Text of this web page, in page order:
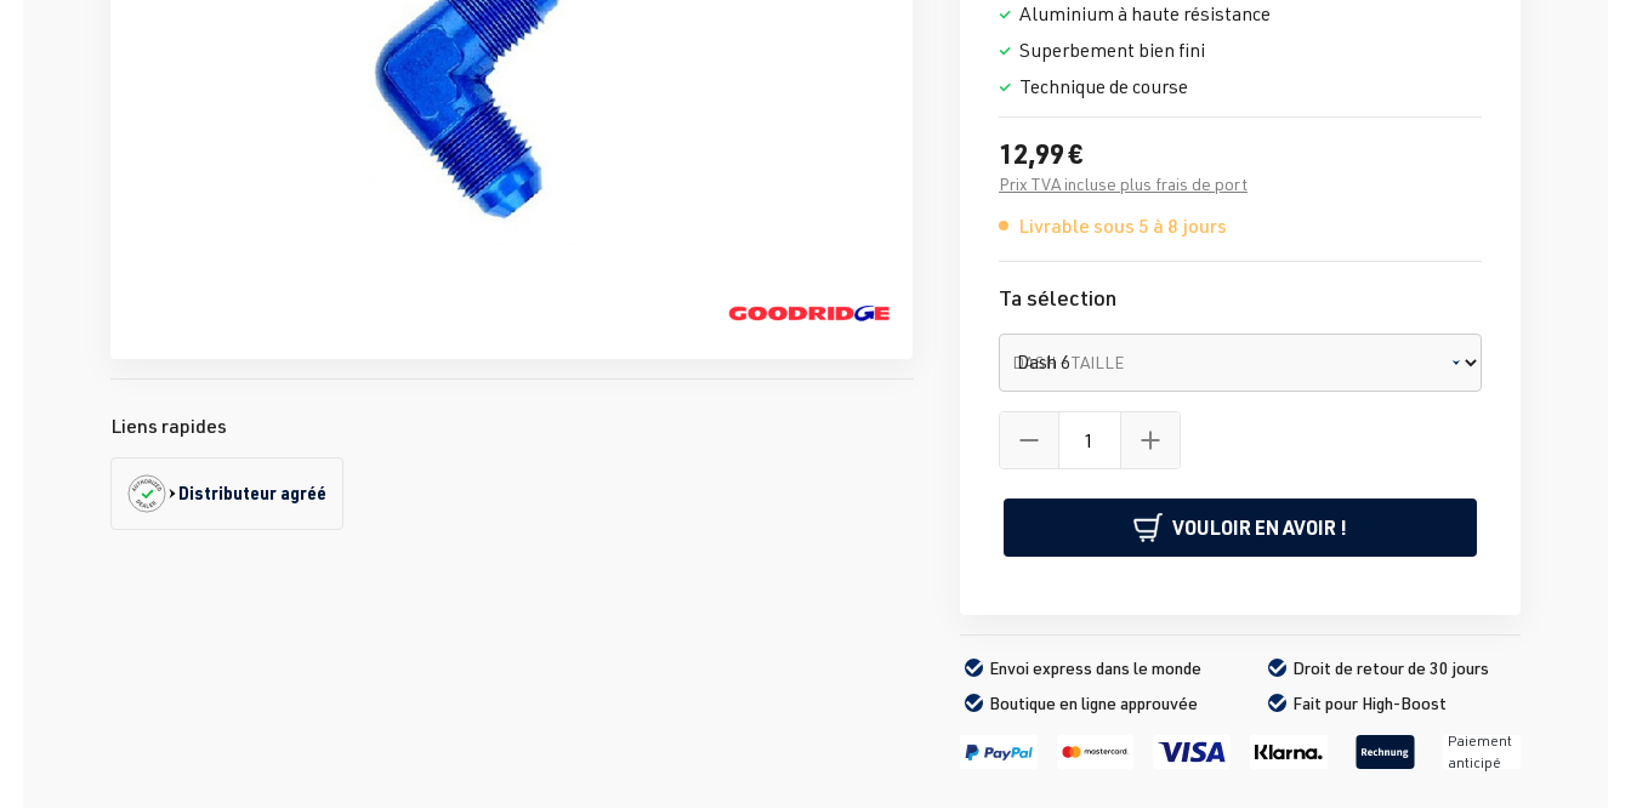
Liens rapides
Distributeur agréé
Aluminium à haute résistance
Superbement bien fini
Technique de course
12,99 €
Prix TVA incluse plus frais de port
Livrable sous 5 à 8 jours
Ta sélection
DASH - TAILLE
VOULOIR EN AVOIR !
Envoi express dans le monde
Droit de retour de 30 jours
Boutique en ligne approuvée
Fait pour High-Boost
Paiement
anticipé